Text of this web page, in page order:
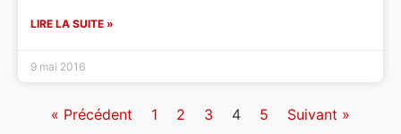
LIRE LA SUITE »
9 mai 2016
« Précédent 1 2 3 4 5 Suivant »